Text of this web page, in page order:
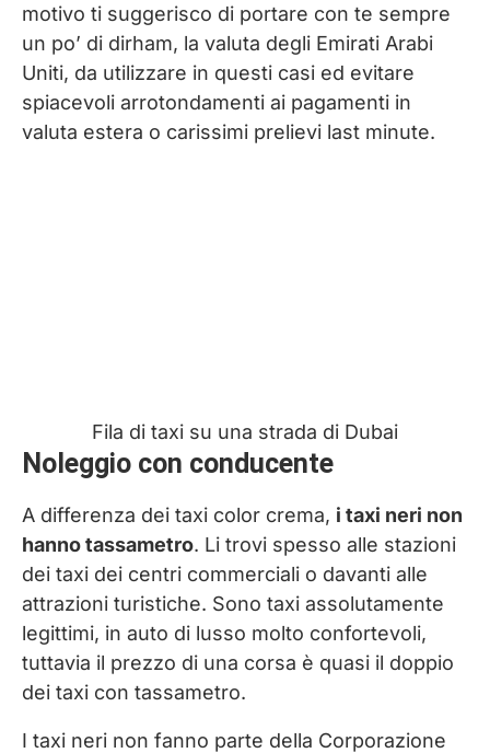
motivo ti suggerisco di portare con te sempre
un po’ di dirham, la valuta degli Emirati Arabi
Uniti, da utilizzare in questi casi ed evitare
spiacevoli arrotondamenti ai pagamenti in
valuta estera o carissimi prelievi last minute.
Fila di taxi su una strada di Dubai
Noleggio con conducente
A differenza dei taxi color crema, i taxi neri non
hanno tassametro. Li trovi spesso alle stazioni
dei taxi dei centri commerciali o davanti alle
attrazioni turistiche. Sono taxi assolutamente
legittimi, in auto di lusso molto confortevoli,
tuttavia il prezzo di una corsa è quasi il doppio
dei taxi con tassametro.
I taxi neri non fanno parte della Corporazione